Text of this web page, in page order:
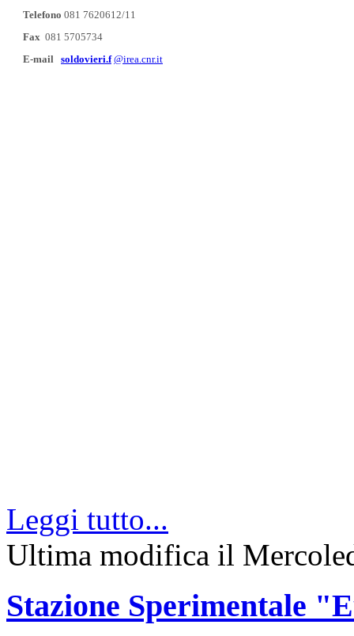
Telefono 081 7620612/11
Fax 081 5705734
E-mail soldovieri.f @irea.cnr.it
Leggi tutto...
Ultima modifica il
Stazione Sperimentale